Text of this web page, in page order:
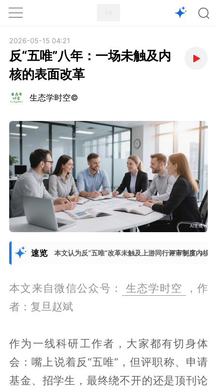
1X
2026-05-15 04:21
反“五唯”八年：一场未触及内
核的表面改革
生态学时空©
速览 本文认为反“五唯”改革未触及上游同行评审制度内核
展开更多
本文来自微信公众号： 生态学时空
，作
者：复旦赵斌
作为一线科研工作者，大家都有切身体
会：嘴上说着反“五唯”，但评职称、申请
基金、招学生，最终绕不开的还是顶刊论